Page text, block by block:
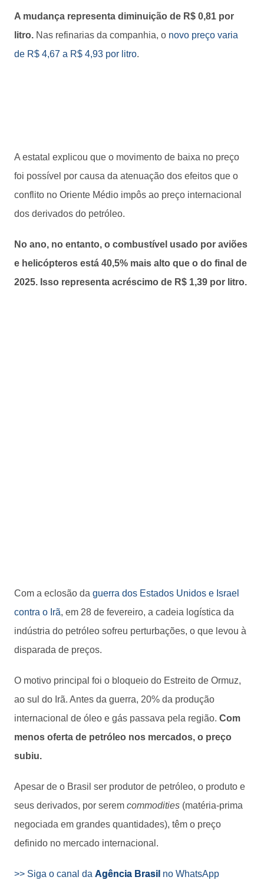
A mudança representa diminuição de R$ 0,81 por
litro. Nas refinarias da companhia, o novo preço varia
de R$ 4,67 a R$ 4,93 por litro.
A estatal explicou que o movimento de baixa no preço
foi possível por causa da atenuação dos efeitos que o
conflito no Oriente Médio impôs ao preço internacional
dos derivados do petróleo.
No ano, no entanto, o combustível usado por aviões
e helicópteros está 40,5% mais alto que o do final de
2025. Isso representa acréscimo de R$ 1,39 por litro.
Com a eclosão da guerra dos Estados Unidos e Israel
contra o Irã, em 28 de fevereiro, a cadeia logística da
indústria do petróleo sofreu perturbações, o que levou à
disparada de preços.
O motivo principal foi o bloqueio do Estreito de Ormuz,
ao sul do Irã. Antes da guerra, 20% da produção
internacional de óleo e gás passava pela região. Com
menos oferta de petróleo nos mercados, o preço
subiu.
Apesar de o Brasil ser produtor de petróleo, o produto e
seus derivados, por serem commodities (matéria-prima
negociada em grandes quantidades), têm o preço
definido no mercado internacional.
>> Siga o canal da Agência Brasil no WhatsApp